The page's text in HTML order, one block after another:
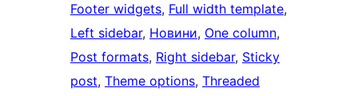
Footer widgets, Full width template
Left sidebar, Новини, One column
Post formats, Right sidebar, Sticky
post, Theme options, Threaded